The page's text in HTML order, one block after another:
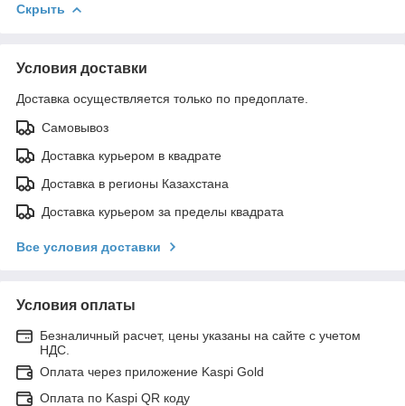
Скрыть
Условия доставки
Доставка осуществляется только по предоплате.
Самовывоз
Доставка курьером в квадрате
Доставка в регионы Казахстана
Доставка курьером за пределы квадрата
Все условия доставки
Условия оплаты
Безналичный расчет, цены указаны на сайте с учетом
НДС.
Оплата через приложение Kaspi Gold
Оплата по Kaspi QR коду